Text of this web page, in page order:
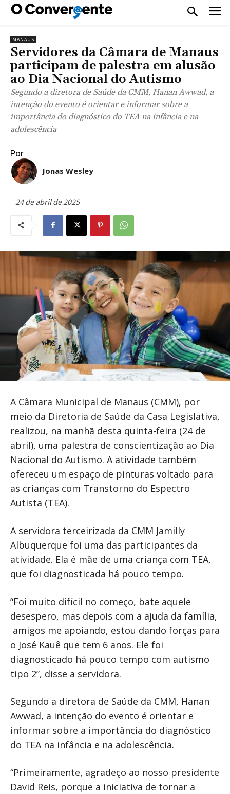
MANAUS
Servidores da Câmara de Manaus
participam de palestra em alusão
ao Dia Nacional do Autismo
Segundo a diretora de Saúde da CMM, Hanan Awwad, a
intenção do evento é orientar e informar sobre a
importância do diagnóstico do TEA na infância e na
adolescência
Por
Jonas Wesley
24 de abril de 2025
A Câmara Municipal de Manaus (CMM), por
meio da Diretoria de Saúde da Casa Legislativa,
realizou, na manhã desta quinta-feira (24 de
abril), uma palestra de conscientização ao Dia
Nacional do Autismo. A atividade também
ofereceu um espaço de pinturas voltado para
as crianças com Transtorno do Espectro
Autista (TEA).
A servidora terceirizada da CMM Jamilly
Albuquerque foi uma das participantes da
atividade. Ela é mãe de uma criança com TEA,
que foi diagnosticada há pouco tempo.
“Foi muito difícil no começo, bate aquele
desespero, mas depois com a ajuda da família,
amigos me apoiando, estou dando forças para
o José Kauê que tem 6 anos. Ele foi
diagnosticado há pouco tempo com autismo
tipo 2”, disse a servidora.
Segundo a diretora de Saúde da CMM, Hanan
Awwad, a intenção do evento é orientar e
informar sobre a importância do diagnóstico
do TEA na infância e na adolescência.
“Primeiramente, agradeço ao nosso presidente
David Reis, porque a iniciativa de tornar a